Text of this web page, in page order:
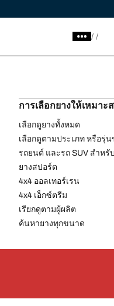
/
การเลือกยางให้เหมาะ
เลือกดูยางทั้งหมด
เลือกดูตามประเภท หรือรุ่น
รถยนต์ และรถ SUV สำห
ยางสปอร์ต
4x4 ออลเทอร์เรน​
4x4 เอ็กซ์ตรีม​
เรียกดูตามผู้ผลิต
ค้นหายางทุกขนาด